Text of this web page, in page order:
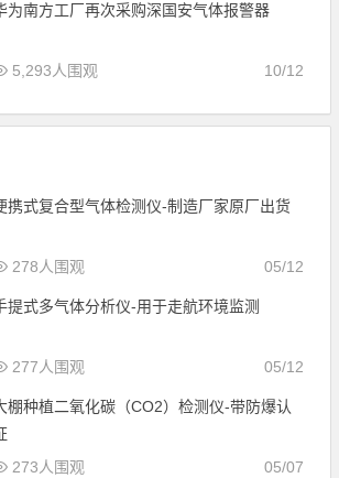
为南方工厂再次采购深国安气体报警器
10/12
5,293人围观
携式复合型气体检测仪-制造厂家原厂出货
05/12
278人围观
提式多气体分析仪-用于走航环境监测
05/12
277人围观
棚种植二氧化碳（CO2）检测仪-带防爆认
05/07
273人围观